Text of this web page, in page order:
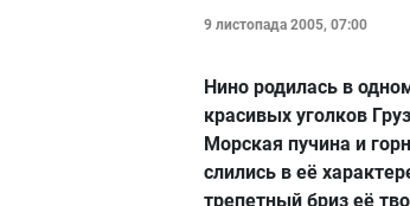
9 листопада 2005, 07:00
Нино родилась в
красивых уголков
Морская пучина и
слились в её
трепетный бриз её